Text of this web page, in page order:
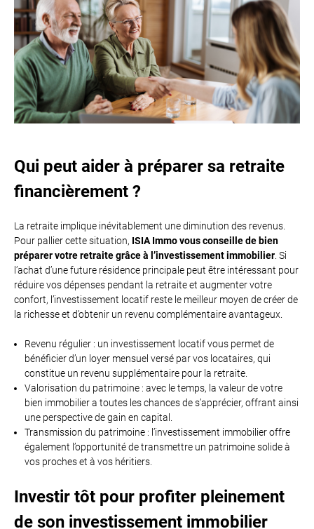
Qui peut aider à préparer sa retraite
financièrement ?
La retraite implique inévitablement une diminution des revenus.
Pour pallier cette situation, ISIA Immovous conseille de bien
préparer votre retraite grâce à l’investissement immobilier . Si
l’achat d’une future résidence principale peut être intéressant pour
réduire vos dépenses pendant la retraite et augmenter votre
confort, l’investissement locatif reste le meilleur moyen de créer de
la richesse et d’obtenir un revenu complémentaire avantageux.
Revenu régulier : un investissement locatif vous permet de
bénéficier d’un loyer mensuel versé par vos locataires, qui
constitue un revenu supplémentaire pour la retraite.
Valorisation du patrimoine : avec le temps, la valeur de votre
bien immobilier a toutes les chances de s’apprécier, offrant ainsi
une perspective de gain en capital.
Transmission du patrimoine : l’investissement immobilier offre
également l’opportunité de transmettre un patrimoine solide à
vos proches et à vos héritiers.
Investir tôt pour profiter pleinement
de son investissement immobilier